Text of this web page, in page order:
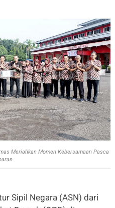
Meriahkan Momen Kebersamaan Pasca
Sipil Negara (ASN) dari